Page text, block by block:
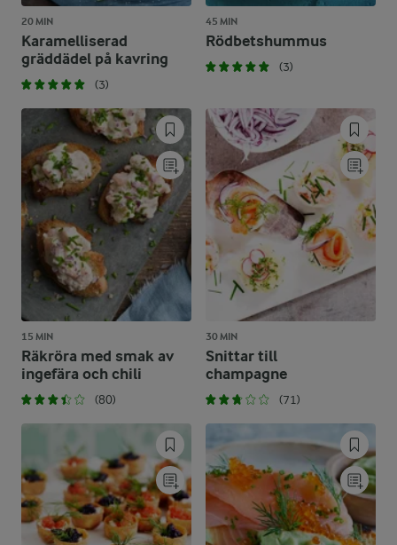
20 MIN
Karamelliserad
gräddädel på kavring
(3)
45 MIN
Rödbetshummus
(3)
15 MIN
Räkröra med smak av
ingefära och chili
(80)
30 MIN
Snittar till
champagne
(71)